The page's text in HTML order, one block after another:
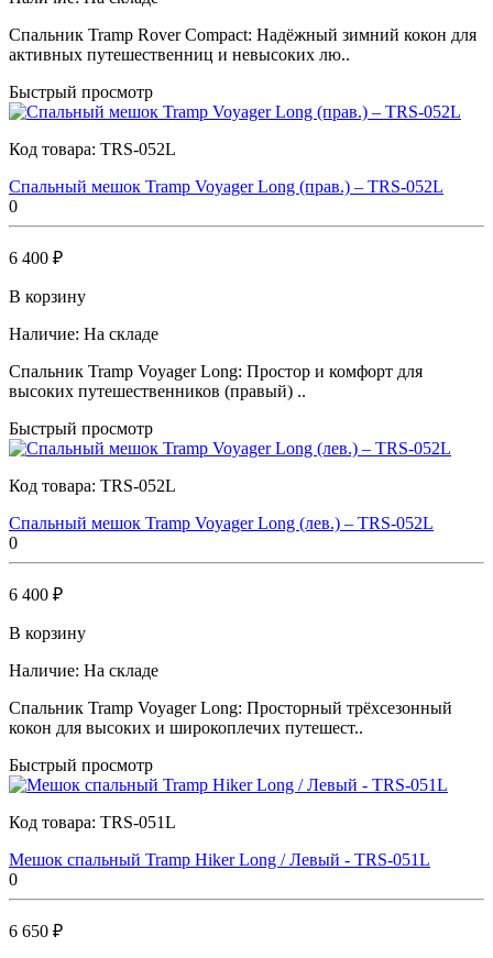
Спальник Tramp Rover Compact: Надёжный зимний кокон для
активных путешественниц и невысоких лю..
Быстрый просмотр
Код товара: TRS-052L
Спальный мешок Tramp Voyager Long (прав.) – TRS-052L
0
6 400 ₽
В корзину
Наличие: На складе
Спальник Tramp Voyager Long: Простор и комфорт для
высоких путешественников (правый) ..
Быстрый просмотр
Код товара: TRS-052L
Спальный мешок Tramp Voyager Long (лев.) – TRS-052L
0
6 400 ₽
В корзину
Наличие: На складе
Спальник Tramp Voyager Long: Просторный трёхсезонный
кокон для высоких и широкоплечих путешест..
Быстрый просмотр
Код товара: TRS-051L
Мешок спальный Tramp Hiker Long / Левый - TRS-051L
0
6 650 ₽